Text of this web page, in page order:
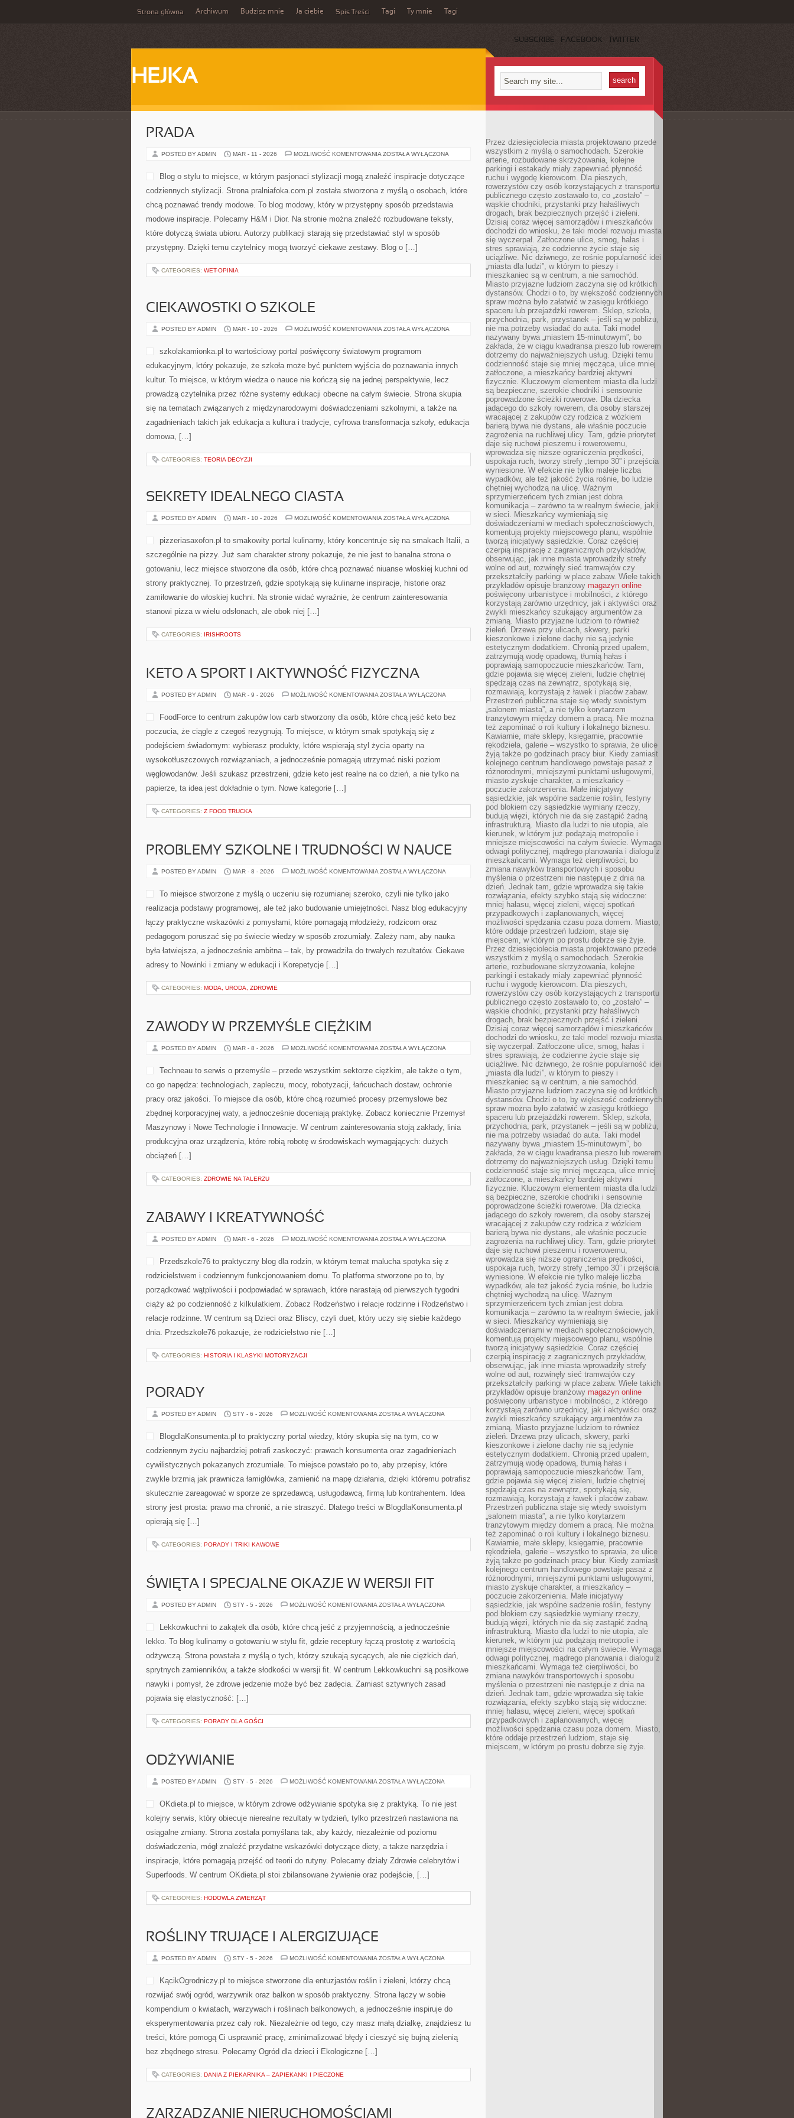
Strona główna Archiwum Budzisz mnie Ja ciebie Spis Treści Tagi Ty mnie Tagi
SUBSCRIBE FACEBOOK TWITTER
HEJKA
PRADA
POSTED BY ADMIN MAR - 11 - 2026 MOŻLIWOŚĆ KOMENTOWANIA PRADA
ZOSTAŁA WYŁĄCZONA
Blog o stylu to miejsce, w którym pasjonaci stylizacji mogą znaleźć inspiracje dotyczące
codziennych stylizacji. Strona pralniafoka.com.pl została stworzona z myślą o osobach, które
chcą poznawać trendy modowe. To blog modowy, który w przystępny sposób przedstawia
modowe inspiracje. Polecamy H&M i Dior. Na stronie można znaleźć rozbudowane teksty,
które dotyczą świata ubioru. Autorzy publikacji starają się przedstawiać styl w sposób
przystępny. Dzięki temu czytelnicy mogą tworzyć ciekawe zestawy. Blog o […]
CATEGORIES: WET-OPINIA
CIEKAWOSTKI O SZKOLE
POSTED BY ADMIN MAR - 10 - 2026 MOŻLIWOŚĆ KOMENTOWANIA CIEKAWOSTKI
ZOSTAŁA WYŁĄCZONA
szkolakamionka.pl to wartościowy portal poświęcony światowym programom
edukacyjnym, który pokazuje, że szkoła może być punktem wyjścia do poznawania innych
kultur. To miejsce, w którym wiedza o nauce nie kończą się na jednej perspektywie, lecz
prowadzą czytelnika przez różne systemy edukacji obecne na całym świecie. Strona skupia
się na tematach związanych z międzynarodowymi doświadczeniami szkolnymi, a także na
zagadnieniach takich jak edukacja a kultura i tradycje, cyfrowa transformacja szkoły, edukacja
domowa, […]
CATEGORIES: TEORIA DECYZJI
SEKRETY IDEALNEGO CIASTA
POSTED BY ADMIN MAR - 10 - 2026 MOŻLIWOŚĆ KOMENTOWANIA SEKRETY
ZOSTAŁA WYŁĄCZONA
pizzeriasaxofon.pl to smakowity portal kulinarny, który koncentruje się na smakach Italii, a
szczególnie na pizzy. Już sam charakter strony pokazuje, że nie jest to banalna strona o
gotowaniu, lecz miejsce stworzone dla osób, które chcą poznawać niuanse włoskiej kuchni od
strony praktycznej. To przestrzeń, gdzie spotykają się kulinarne inspiracje, historie oraz
zamiłowanie do włoskiej kuchni. Na stronie widać wyraźnie, że centrum zainteresowania
stanowi pizza w wielu odsłonach, ale obok niej […]
CATEGORIES: IRISHROOTS
KETO A SPORT I AKTYWNOŚĆ FIZYCZNA
POSTED BY ADMIN MAR - 9 - 2026 MOŻLIWOŚĆ KOMENTOWANIA KETO
I
AKTYWNOŚĆ
ZOSTAŁA WYŁĄCZONA
FoodForce to centrum zakupów low carb stworzony dla osób, które chcą jeść keto bez
poczucia, że ciągle z czegoś rezygnują. To miejsce, w którym smak spotykają się z
podejściem świadomym: wybierasz produkty, które wspierają styl życia oparty na
wysokotłuszczowych rozwiązaniach, a jednocześnie pomagają utrzymać niski poziom
węglowodanów. Jeśli szukasz przestrzeni, gdzie keto jest realne na co dzień, a nie tylko na
papierze, ta idea jest dokładnie o tym. Nowe kategorie […]
CATEGORIES: Z FOOD TRUCKA
PROBLEMY SZKOLNE I TRUDNOŚCI W NAUCE
POSTED BY ADMIN MAR - 8 - 2026 MOŻLIWOŚĆ KOMENTOWANIA PROBLEMY
TRUDNOŚCI
W
ZOSTAŁA WYŁĄCZONA
To miejsce stworzone z myślą o uczeniu się rozumianej szeroko, czyli nie tylko jako
realizacja podstawy programowej, ale też jako budowanie umiejętności. Nasz blog edukacyjny
łączy praktyczne wskazówki z pomysłami, które pomagają młodzieży, rodzicom oraz
pedagogom poruszać się po świecie wiedzy w sposób zrozumiały. Zależy nam, aby nauka
była łatwiejsza, a jednocześnie ambitna – tak, by prowadziła do trwałych rezultatów. Ciekawe
adresy to Nowinki i zmiany w edukacji i Korepetycje […]
CATEGORIES: MODA, URODA, ZDROWIE
ZAWODY W PRZEMYŚLE CIĘŻKIM
POSTED BY ADMIN MAR - 8 - 2026 MOŻLIWOŚĆ KOMENTOWANIA ZAWODY
CIĘŻKIM
ZOSTAŁA WYŁĄCZONA
Techneau to serwis o przemyśle – przede wszystkim sektorze ciężkim, ale także o tym,
co go napędza: technologiach, zapleczu, mocy, robotyzacji, łańcuchach dostaw, ochronie
pracy oraz jakości. To miejsce dla osób, które chcą rozumieć procesy przemysłowe bez
zbędnej korporacyjnej waty, a jednocześnie doceniają praktykę. Zobacz koniecznie Przemysł
Maszynowy i Nowe Technologie i Innowacje. W centrum zainteresowania stoją zakłady, linia
produkcyjna oraz urządzenia, które robią robotę w środowiskach wymagających: dużych
obciążeń […]
CATEGORIES: ZDROWIE NA TALERZU
ZABAWY I KREATYWNOŚĆ
POSTED BY ADMIN MAR - 6 - 2026 MOŻLIWOŚĆ KOMENTOWANIA ZABAWY
ZOSTAŁA WYŁĄCZONA
Przedszkole76 to praktyczny blog dla rodzin, w którym temat malucha spotyka się z
rodzicielstwem i codziennym funkcjonowaniem domu. To platforma stworzone po to, by
porządkować wątpliwości i podpowiadać w sprawach, które narastają od pierwszych tygodni
ciąży aż po codzienność z kilkulatkiem. Zobacz Rodzeństwo i relacje rodzinne i Rodzeństwo i
relacje rodzinne. W centrum są Dzieci oraz Bliscy, czyli duet, który uczy się siebie każdego
dnia. Przedszkole76 pokazuje, że rodzicielstwo nie […]
CATEGORIES: HISTORIA I KLASYKI MOTORYZACJI
PORADY
POSTED BY ADMIN STY - 6 - 2026 MOŻLIWOŚĆ KOMENTOWANIA PORADY
ZOSTAŁA WYŁĄCZONA
BlogdlaKonsumenta.pl to praktyczny portal wiedzy, który skupia się na tym, co w
codziennym życiu najbardziej potrafi zaskoczyć: prawach konsumenta oraz zagadnieniach
cywilistycznych pokazanych zrozumiale. To miejsce powstało po to, aby przepisy, które
zwykle brzmią jak prawnicza łamigłówka, zamienić na mapę działania, dzięki któremu potrafisz
skutecznie zareagować w sporze ze sprzedawcą, usługodawcą, firmą lub kontrahentem. Idea
strony jest prosta: prawo ma chronić, a nie straszyć. Dlatego treści w BlogdlaKonsumenta.pl
opierają się […]
CATEGORIES: PORADY I TRIKI KAWOWE
ŚWIĘTA I SPECJALNE OKAZJE W WERSJI FIT
POSTED BY ADMIN STY - 5 - 2026 MOŻLIWOŚĆ KOMENTOWANIA ŚWIĘTA
OKAZJE
W
FIT
ZOSTAŁA WYŁĄCZONA
Lekkowkuchni to zakątek dla osób, które chcą jeść z przyjemnością, a jednocześnie
lekko. To blog kulinarny o gotowaniu w stylu fit, gdzie receptury łączą prostotę z wartością
odżywczą. Strona powstała z myślą o tych, którzy szukają sycących, ale nie ciężkich dań,
sprytnych zamienników, a także słodkości w wersji fit. W centrum Lekkowkuchni są posiłkowe
nawyki i pomysł, że zdrowe jedzenie może być bez zadęcia. Zamiast sztywnych zasad
pojawia się elastyczność: […]
CATEGORIES: PORADY DLA GOŚCI
ODŻYWIANIE
POSTED BY ADMIN STY - 5 - 2026 MOŻLIWOŚĆ KOMENTOWANIA ODŻYWIANIE
ZOSTAŁA WYŁĄCZONA
OKdieta.pl to miejsce, w którym zdrowe odżywianie spotyka się z praktyką. To nie jest
kolejny serwis, który obiecuje nierealne rezultaty w tydzień, tylko przestrzeń nastawiona na
osiągalne zmiany. Strona została pomyślana tak, aby każdy, niezależnie od poziomu
doświadczenia, mógł znaleźć przydatne wskazówki dotyczące diety, a także narzędzia i
inspiracje, które pomagają przejść od teorii do rutyny. Polecamy działy Zdrowie celebrytów i
Superfoods. W centrum OKdieta.pl stoi zbilansowane żywienie oraz podejście, […]
CATEGORIES: HODOWLA ZWIERZĄT
ROŚLINY TRUJĄCE I ALERGIZUJĄCE
POSTED BY ADMIN STY - 5 - 2026 MOŻLIWOŚĆ KOMENTOWANIA ROŚLINY
ALERGIZUJĄCE
ZOSTAŁA WYŁĄCZONA
KącikOgrodniczy.pl to miejsce stworzone dla entuzjastów roślin i zieleni, którzy chcą
rozwijać swój ogród, warzywnik oraz balkon w sposób praktyczny. Strona łączy w sobie
kompendium o kwiatach, warzywach i roślinach balkonowych, a jednocześnie inspiruje do
eksperymentowania przez cały rok. Niezależnie od tego, czy masz małą działkę, znajdziesz tu
treści, które pomogą Ci usprawnić pracę, zminimalizować błędy i cieszyć się bujną zielenią
bez zbędnego stresu. Polecamy Ogród dla dzieci i Ekologiczne […]
CATEGORIES: DANIA Z PIEKARNIKA – ZAPIEKANKI I PIECZONE
ZARZĄDZANIE NIERUCHOMOŚCIAMI
Przez dziesięciolecia miasta projektowano przede
wszystkim z myślą o samochodach. Szerokie
arterie, rozbudowane skrzyżowania, kolejne
parkingi i estakady miały zapewniać płynność
ruchu i wygodę kierowcom. Dla pieszych,
rowerzystów czy osób korzystających z transportu
publicznego często zostawało to, co „zostało” –
wąskie chodniki, przystanki przy hałaśliwych
drogach, brak bezpiecznych przejść i zieleni.
Dzisiaj coraz więcej samorządów i mieszkańców
dochodzi do wniosku, że taki model rozwoju miasta
się wyczerpał. Zatłoczone ulice, smog, hałas i
stres sprawiają, że codzienne życie staje się
uciążliwe. Nic dziwnego, że rośnie popularność idei
„miasta dla ludzi”, w którym to pieszy i
mieszkaniec są w centrum, a nie samochód.
Miasto przyjazne ludziom zaczyna się od krótkich
dystansów. Chodzi o to, by większość codziennych
spraw można było załatwić w zasięgu krótkiego
spaceru lub przejażdżki rowerem. Sklep, szkoła,
przychodnia, park, przystanek – jeśli są w pobliżu,
nie ma potrzeby wsiadać do auta. Taki model
nazywany bywa „miastem 15-minutowym”, bo
zakłada, że w ciągu kwadransa pieszo lub rowerem
dotrzemy do najważniejszych usług. Dzięki temu
codzienność staje się mniej męcząca, ulice mniej
zatłoczone, a mieszkańcy bardziej aktywni
fizycznie. Kluczowym elementem miasta dla ludzi
są bezpieczne, szerokie chodniki i sensownie
poprowadzone ścieżki rowerowe. Dla dziecka
jadącego do szkoły rowerem, dla osoby starszej
wracającej z zakupów czy rodzica z wózkiem
barierą bywa nie dystans, ale właśnie poczucie
zagrożenia na ruchliwej ulicy. Tam, gdzie priorytet
daje się ruchowi pieszemu i rowerowemu,
wprowadza się niższe ograniczenia prędkości,
uspokaja ruch, tworzy strefy „tempo 30” i przejścia
wyniesione. W efekcie nie tylko maleje liczba
wypadków, ale też jakość życia rośnie, bo ludzie
chętniej wychodzą na ulicę. Ważnym
sprzymierzeńcem tych zmian jest dobra
komunikacja – zarówno ta w realnym świecie, jak i
w sieci. Mieszkańcy wymieniają się
doświadczeniami w mediach społecznościowych,
komentują projekty miejscowego planu, wspólnie
tworzą inicjatywy sąsiedzkie. Coraz częściej
czerpią inspirację z zagranicznych przykładów,
obserwując, jak inne miasta wprowadziły strefy
wolne od aut, rozwinęły sieć tramwajów czy
przekształciły parkingi w place zabaw. Wiele takich
przykładów opisuje branżowy magazyn online
poświęcony urbanistyce i mobilności, z którego
korzystają zarówno urzędnicy, jak i aktywiści oraz
zwykli mieszkańcy szukający argumentów za
zmianą. Miasto przyjazne ludziom to również
zieleń. Drzewa przy ulicach, skwery, parki
kieszonkowe i zielone dachy nie są jedynie
estetycznym dodatkiem. Chronią przed upałem,
zatrzymują wodę opadową, tłumią hałas i
poprawiają samopoczucie mieszkańców. Tam,
gdzie pojawia się więcej zieleni, ludzie chętniej
spędzają czas na zewnątrz, spotykają się,
rozmawiają, korzystają z ławek i placów zabaw.
Przestrzeń publiczna staje się wtedy swoistym
„salonem miasta”, a nie tylko korytarzem
tranzytowym między domem a pracą. Nie można
też zapominać o roli kultury i lokalnego biznesu.
Kawiarnie, małe sklepy, księgarnie, pracownie
rękodzieła, galerie – wszystko to sprawia, że ulice
żyją także po godzinach pracy biur. Kiedy zamiast
kolejnego centrum handlowego powstaje pasaż z
różnorodnymi, mniejszymi punktami usługowymi,
miasto zyskuje charakter, a mieszkańcy –
poczucie zakorzenienia. Małe inicjatywy
sąsiedzkie, jak wspólne sadzenie roślin, festyny
pod blokiem czy sąsiedzkie wymiany rzeczy,
budują więzi, których nie da się zastąpić żadną
infrastrukturą. Miasto dla ludzi to nie utopia, ale
kierunek, w którym już podążają metropolie i
mniejsze miejscowości na całym świecie. Wymaga
odwagi politycznej, mądrego planowania i dialogu z
mieszkańcami. Wymaga też cierpliwości, bo
zmiana nawyków transportowych i sposobu
myślenia o przestrzeni nie następuje z dnia na
dzień. Jednak tam, gdzie wprowadza się takie
rozwiązania, efekty szybko stają się widoczne:
mniej hałasu, więcej zieleni, więcej spotkań
przypadkowych i zaplanowanych, więcej
możliwości spędzania czasu poza domem. Miasto,
które oddaje przestrzeń ludziom, staje się
miejscem, w którym po prostu dobrze się żyje.
Przez dziesięciolecia miasta projektowano przede
wszystkim z myślą o samochodach. Szerokie
arterie, rozbudowane skrzyżowania, kolejne
parkingi i estakady miały zapewniać płynność
ruchu i wygodę kierowcom. Dla pieszych,
rowerzystów czy osób korzystających z transportu
publicznego często zostawało to, co „zostało” –
wąskie chodniki, przystanki przy hałaśliwych
drogach, brak bezpiecznych przejść i zieleni.
Dzisiaj coraz więcej samorządów i mieszkańców
dochodzi do wniosku, że taki model rozwoju miasta
się wyczerpał. Zatłoczone ulice, smog, hałas i
stres sprawiają, że codzienne życie staje się
uciążliwe. Nic dziwnego, że rośnie popularność idei
„miasta dla ludzi”, w którym to pieszy i
mieszkaniec są w centrum, a nie samochód.
Miasto przyjazne ludziom zaczyna się od krótkich
dystansów. Chodzi o to, by większość codziennych
spraw można było załatwić w zasięgu krótkiego
spaceru lub przejażdżki rowerem. Sklep, szkoła,
przychodnia, park, przystanek – jeśli są w pobliżu,
nie ma potrzeby wsiadać do auta. Taki model
nazywany bywa „miastem 15-minutowym”, bo
zakłada, że w ciągu kwadransa pieszo lub rowerem
dotrzemy do najważniejszych usług. Dzięki temu
codzienność staje się mniej męcząca, ulice mniej
zatłoczone, a mieszkańcy bardziej aktywni
fizycznie. Kluczowym elementem miasta dla ludzi
są bezpieczne, szerokie chodniki i sensownie
poprowadzone ścieżki rowerowe. Dla dziecka
jadącego do szkoły rowerem, dla osoby starszej
wracającej z zakupów czy rodzica z wózkiem
barierą bywa nie dystans, ale właśnie poczucie
zagrożenia na ruchliwej ulicy. Tam, gdzie priorytet
daje się ruchowi pieszemu i rowerowemu,
wprowadza się niższe ograniczenia prędkości,
uspokaja ruch, tworzy strefy „tempo 30” i przejścia
wyniesione. W efekcie nie tylko maleje liczba
wypadków, ale też jakość życia rośnie, bo ludzie
chętniej wychodzą na ulicę. Ważnym
sprzymierzeńcem tych zmian jest dobra
komunikacja – zarówno ta w realnym świecie, jak i
w sieci. Mieszkańcy wymieniają się
doświadczeniami w mediach społecznościowych,
komentują projekty miejscowego planu, wspólnie
tworzą inicjatywy sąsiedzkie. Coraz częściej
czerpią inspirację z zagranicznych przykładów,
obserwując, jak inne miasta wprowadziły strefy
wolne od aut, rozwinęły sieć tramwajów czy
przekształciły parkingi w place zabaw. Wiele takich
przykładów opisuje branżowy magazyn online
poświęcony urbanistyce i mobilności, z którego
korzystają zarówno urzędnicy, jak i aktywiści oraz
zwykli mieszkańcy szukający argumentów za
zmianą. Miasto przyjazne ludziom to również
zieleń. Drzewa przy ulicach, skwery, parki
kieszonkowe i zielone dachy nie są jedynie
estetycznym dodatkiem. Chronią przed upałem,
zatrzymują wodę opadową, tłumią hałas i
poprawiają samopoczucie mieszkańców. Tam,
gdzie pojawia się więcej zieleni, ludzie chętniej
spędzają czas na zewnątrz, spotykają się,
rozmawiają, korzystają z ławek i placów zabaw.
Przestrzeń publiczna staje się wtedy swoistym
„salonem miasta”, a nie tylko korytarzem
tranzytowym między domem a pracą. Nie można
też zapominać o roli kultury i lokalnego biznesu.
Kawiarnie, małe sklepy, księgarnie, pracownie
rękodzieła, galerie – wszystko to sprawia, że ulice
żyją także po godzinach pracy biur. Kiedy zamiast
kolejnego centrum handlowego powstaje pasaż z
różnorodnymi, mniejszymi punktami usługowymi,
miasto zyskuje charakter, a mieszkańcy –
poczucie zakorzenienia. Małe inicjatywy
sąsiedzkie, jak wspólne sadzenie roślin, festyny
pod blokiem czy sąsiedzkie wymiany rzeczy,
budują więzi, których nie da się zastąpić żadną
infrastrukturą. Miasto dla ludzi to nie utopia, ale
kierunek, w którym już podążają metropolie i
mniejsze miejscowości na całym świecie. Wymaga
odwagi politycznej, mądrego planowania i dialogu z
mieszkańcami. Wymaga też cierpliwości, bo
zmiana nawyków transportowych i sposobu
myślenia o przestrzeni nie następuje z dnia na
dzień. Jednak tam, gdzie wprowadza się takie
rozwiązania, efekty szybko stają się widoczne:
mniej hałasu, więcej zieleni, więcej spotkań
przypadkowych i zaplanowanych, więcej
możliwości spędzania czasu poza domem. Miasto,
które oddaje przestrzeń ludziom, staje się
miejscem, w którym po prostu dobrze się żyje.